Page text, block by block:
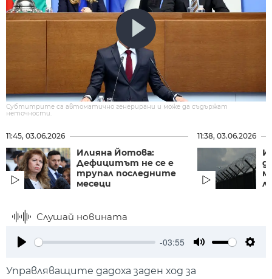
Субтитрите са автоматично генерирани и може да съдържат
неточности.
11:45, 03.06.2026
Илияна Йотова:
Дефицитът не се е
трупал последните
месеци
11:38, 03.06.2026
Слушай новината
-03:55
Управляващите дадоха заден ход за